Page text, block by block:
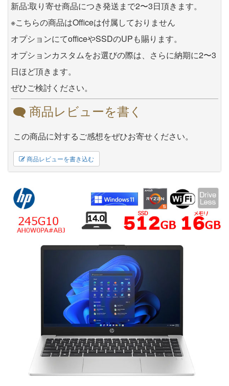
新品:取り寄せ商品につき発送まで2〜3日頂きます。
※こちらの商品はOfficeは付属しておりません
オプションにてofficeやSSDのUPも賜ります。
オプションカスタムをお選びの際は、さらに納期に2〜3
日ほど頂きます。
ぜひご検討ください。
商品レビューを書く
この商品に対するご感想をぜひお寄せください。
商品レビューを書き込む